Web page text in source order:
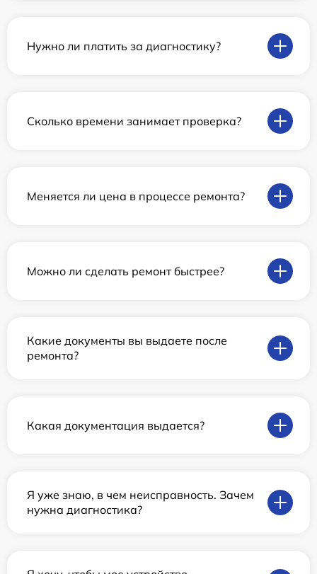
Нужно ли платить за диагностику?
Сколько времени занимает проверка?
Меняется ли цена в процессе ремонта?
Можно ли сделать ремонт быстрее?
Какие документы вы выдаете после
ремонта?
Какая документация выдается?
Я уже знаю, в чем неисправность. Зачем
нужна диагностика?